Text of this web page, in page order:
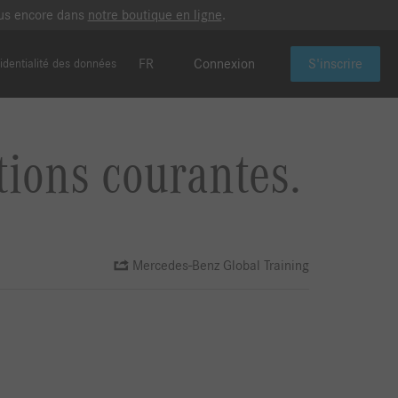
encore dans notre boutique en ligne.
des données FR Connexion S'inscrire
courantes.
Mercedes-Benz Global Training